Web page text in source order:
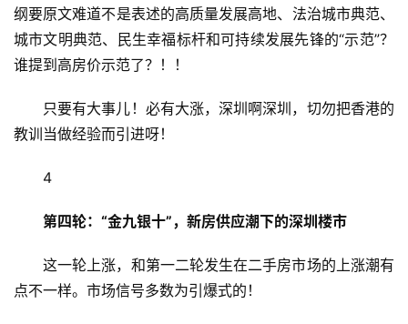
商
业
科
纲要原文难道不是表述的高质量发展高地、法治城市典范、
城市文明典范、民生幸福标杆和可持续发展先锋的“示范”？
谁提到高房价示范了？！！
只要有大事儿！必有大涨，深圳啊深圳，切勿把香港的
教训当做经验而引进呀！
4
第四轮：“金九银十”，新房供应潮下的深圳楼市
这一轮上涨，和第一二轮发生在二手房市场的上涨潮有
点不一样。市场信号多数为引爆式的！